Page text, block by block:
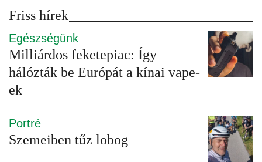
Friss hírek
Egészségünk
Milliárdos feketepiac: Így
hálózták be Európát a kínai vape-
ek
Portré
Szemeiben tűz lobog